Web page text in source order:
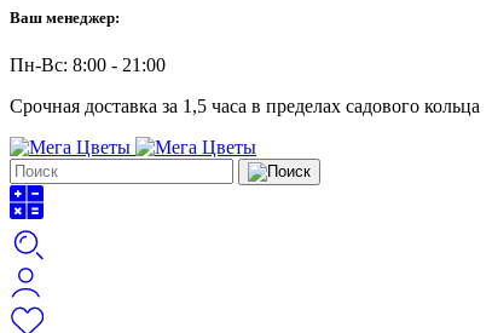
Ваш менеджер:
Пн-Вс: 8:00 - 21:00
Срочная доставка за 1,5 часа в пределах садового кольца